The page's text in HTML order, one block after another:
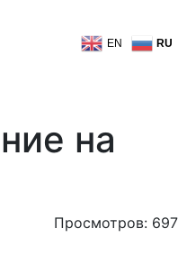
EN RU
на
Просмотров: 697